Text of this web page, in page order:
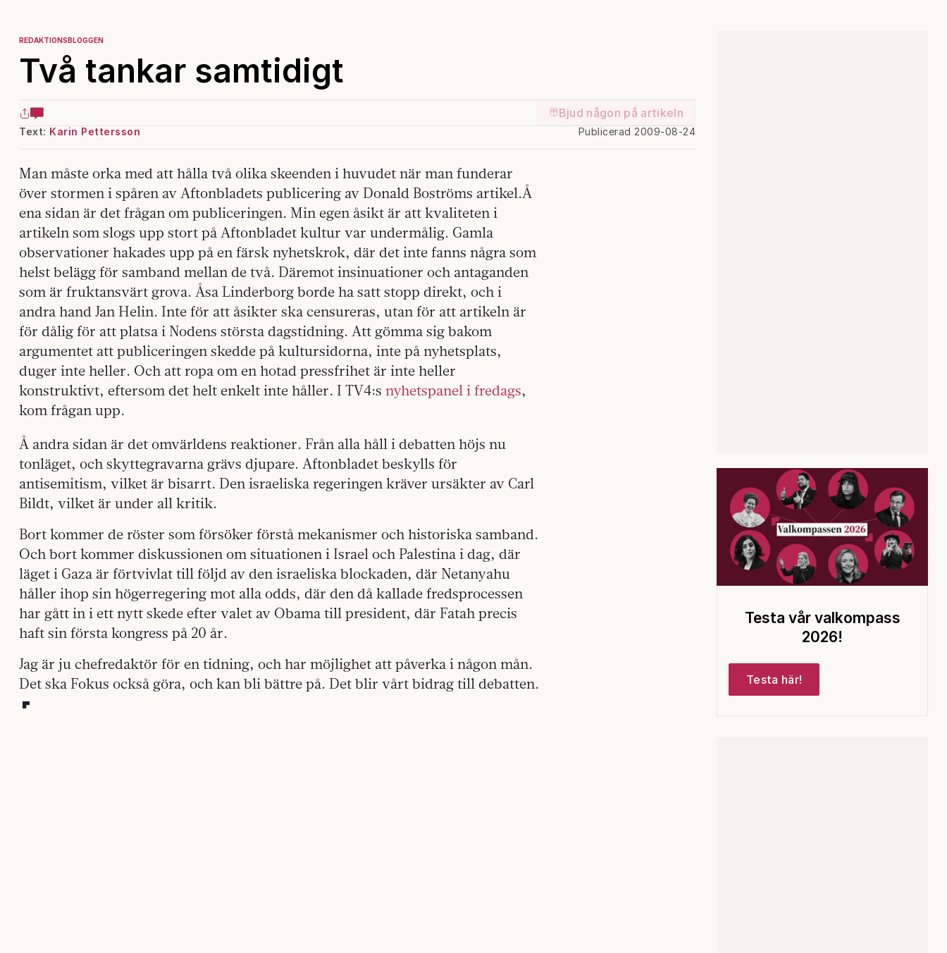
REDAKTIONSBLOGGEN
Två tankar samtidigt
Bjud någon på artikeln
Text: Karin Pettersson Publicerad 2009-08-24
Man måste orka med att hålla två olika skeenden i huvudet när man funderar
över stormen i spåren av Aftonbladets publicering av Donald Boströms artikel.Å
ena sidan är det frågan om publiceringen. Min egen åsikt är att kvaliteten i
artikeln som slogs upp stort på Aftonbladet kultur var undermålig. Gamla
observationer hakades upp på en färsk nyhetskrok, där det inte fanns några som
helst belägg för samband mellan de två. Däremot insinuationer och antaganden
som är fruktansvärt grova. Åsa Linderborg borde ha satt stopp direkt, och i
andra hand Jan Helin. Inte för att åsikter ska censureras, utan för att artikeln är
för dålig för att platsa i Nodens största dagstidning. Att gömma sig bakom
argumentet att publiceringen skedde på kultursidorna, inte på nyhetsplats,
duger inte heller. Och att ropa om en hotad pressfrihet är inte heller
konstruktivt, eftersom det helt enkelt inte håller. I TV4:s nyhetspanel i fredags,
kom frågan upp.
Å andra sidan är det omvärldens reaktioner. Från alla håll i debatten höjs nu
tonläget, och skyttegravarna grävs djupare. Aftonbladet beskylls för
antisemitism, vilket är bisarrt. Den israeliska regeringen kräver ursäkter av Carl
Bildt, vilket är under all kritik.
Bort kommer de röster som försöker förstå mekanismer och historiska samband.
Och bort kommer diskussionen om situationen i Israel och Palestina i dag, där
läget i Gaza är förtvivlat till följd av den israeliska blockaden, där Netanyahu
håller ihop sin högerregering mot alla odds, där den då kallade fredsprocessen
har gått in i ett nytt skede efter valet av Obama till president, där Fatah precis
haft sin första kongress på 20 år.
Jag är ju chefredaktör för en tidning, och har möjlighet att påverka i någon mån.
Det ska Fokus också göra, och kan bli bättre på. Det blir vårt bidrag till debatten.
Testa vår valkompass
2026!
Testa här!